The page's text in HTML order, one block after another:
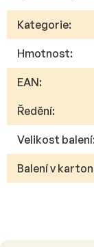
Kategorie:
Hmotnost:
EAN:
Ředění:
Velikost balení
Balení v